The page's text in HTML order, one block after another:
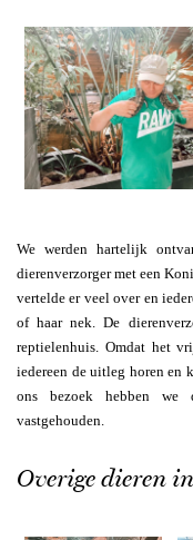
We werden hartelijk
dierenverzorger met een
vertelde er veel over en
of haar nek. De
reptielenhuis. Omdat het
iedereen de uitleg horen en
ons bezoek hebben we
vastgehouden.
Overige dieren